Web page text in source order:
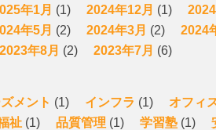
年1月 (1) 2024年12月 (1)
年5月 (2) 2024年3月 (2) 2024
2023年8月 (2) 2023年7月 (6)
メント (1) インフラ (1) オフィ
祉 (1) 品質管理 (1) 学習塾 (1)